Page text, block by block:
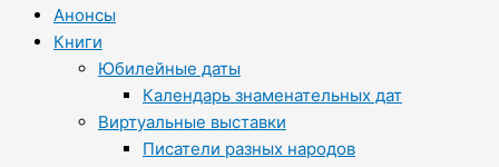
Анонсы
Книги
Юбилейные даты
Календарь знаменательных дат
Виртуальные выставки
Писатели разных народов